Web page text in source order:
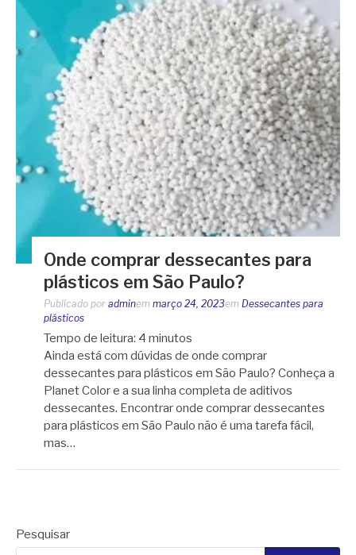
Onde comprar dessecantes para
plásticos em São Paulo?
Publicado por adminem março 24, 2023em Dessecantes para
plásticos
Tempo de leitura: 4 minutos
Ainda está com dúvidas de onde comprar
dessecantes para plásticos em São Paulo? Conheça a
Planet Color e a sua linha completa de aditivos
dessecantes. Encontrar onde comprar dessecantes
para plásticos em São Paulo não é uma tarefa fácil,
mas…
Pesquisar